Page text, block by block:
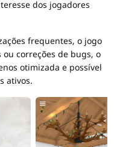
dos jogadores
frequentes, o jogo
correções de bugs, o
otimizada e possível
ativos.